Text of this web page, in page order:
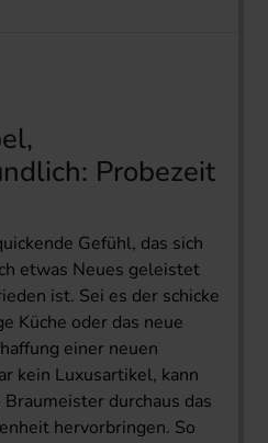
Probezeit
Gefühl, das sich
etwas Neues geleistet
ist. Sei es der schicke
Küche oder das neue
einer neuen
kein Luxusartikel, kann
durchaus das
hervorbringen. So